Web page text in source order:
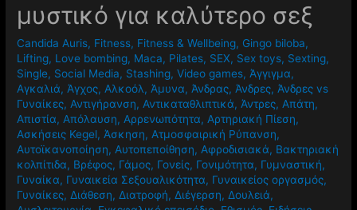
μυστικό για καλύτερο σεξ
Candida Auris, Fitness, Fitness & Wellbeing, Gingo biloba,
Lifting, Love bombing, Maca, Pilates, SEX, Sex toys, Sexting,
Single, Social Media, Stashing,Video games,Άγγιγμα,
Αγκαλιά,Άγχος,Αλκοόλ,Άμυνα,Άνδρας,Άνδρες,Άνδρες vs
Γυναίκες,Αντιγήρανση,Αντικαταθλιπτικά,Άντρες,Απάτη,
Απιστία,Απόλαυση,Αρρενωπότητα,Αρτηριακή Πίεση,
Ασκήσεις Kegel,Άσκηση,Ατμοσφαιρική Ρύπανση,
Αυτοϊκανοποίηση,Αυτοπεποίθηση,Αφροδισιακά, Βακτηριακή
κολπίτιδα, Βρέφος, Γάμος, Γονείς, Γονιμότητα, Γυμναστική,
Γυναίκα, Γυναικεία Σεξουαλικότητα, Γυναικείος οργασμός,
Γυναίκες,Διάθεση,Διατροφή,Διέγερση,Δουλειά,